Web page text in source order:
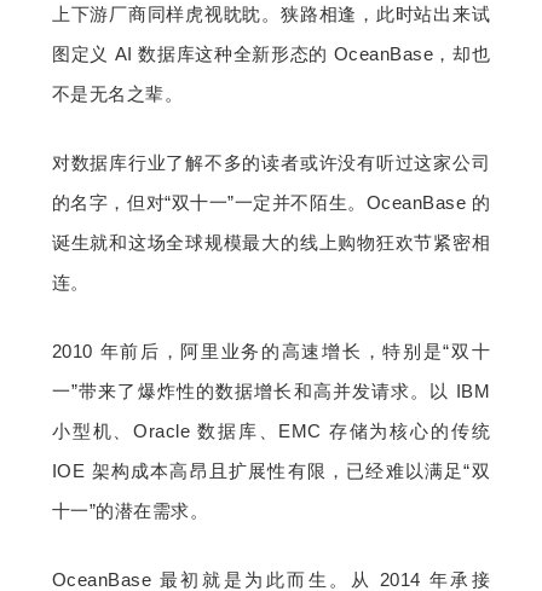
上下游厂商同样虎视眈眈。狭路相逢，此时站出来试
图定义 AI 数据库这种全新形态的 OceanBase，却也
不是无名之辈。
对数据库行业了解不多的读者或许没有听过这家公司
的名字，但对“双十一”一定并不陌生。OceanBase 的
诞生就和这场全球规模最大的线上购物狂欢节紧密相
连。
2010 年前后，阿里业务的高速增长，特别是“双十
一”带来了爆炸性的数据增长和高并发请求。以 IBM
小型机、Oracle 数据库、EMC 存储为核心的传统
IOE 架构成本高昂且扩展性有限，已经难以满足“双
十一”的潜在需求。
OceanBase 最初就是为此而生。从 2014 年承接